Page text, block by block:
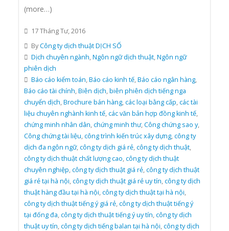
(more…)
17 Tháng Tư, 2016
ByCông ty dịch thuật DỊCH SỐ
Dịch chuyên ngành,Ngôn ngữ dịch thuật,Ngôn ngữ
phiên dịch
Báo cáo kiểm toán,Báo cáo kinh tế,Báo cáo ngân hàng,
Báo cáo tài chính,Biên dịch,biên phiên dịch tiếng nga
chuyển dịch,Brochure bán hàng,các loại bằng cấp,các tài
liệu chuyên nghành kinh tế,các văn bản hợp đồng kinh tế,
chứng minh nhân dân,chứng minh thư,Công chứng sao y,
Công chứng tài liệu,công trình kiến trúc xây dựng,công ty
dịch đa ngôn ngữ,công ty dịch giá rẻ,công ty dịch thuật,
công ty dịch thuật chất lượng cao,công ty dịch thuật
chuyên nghiệp,công ty dịch thuật giá rẻ,công ty dịch thuật
giá rẻ tại hà nội,công ty dịch thuật giá rẻ uy tín,công ty dịch
thuật hàng đầu tại hà nội,công ty dịch thuật tại hà nội,
công ty dịch thuật tiếng ý giá rẻ,công ty dịch thuật tiếng ý
tại đống đa,công ty dịch thuật tiếng ý uy tín,công ty dịch
thuật uy tín,công ty dịch tiếng balan tại hà nội,công ty dịch